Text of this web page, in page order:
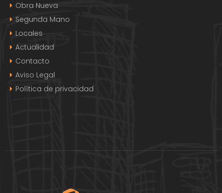
Obra Nueva
Segunda Mano
Locales
Actualidad
Contacto
Aviso Legal
Política de privacidad